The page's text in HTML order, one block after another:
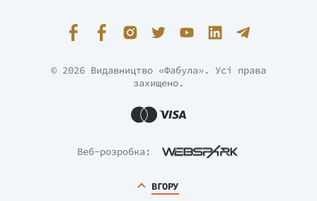
Веб-розробка:
© 2026 Видавництво «Фабула». Усі права
захищено.
ВГОРУ